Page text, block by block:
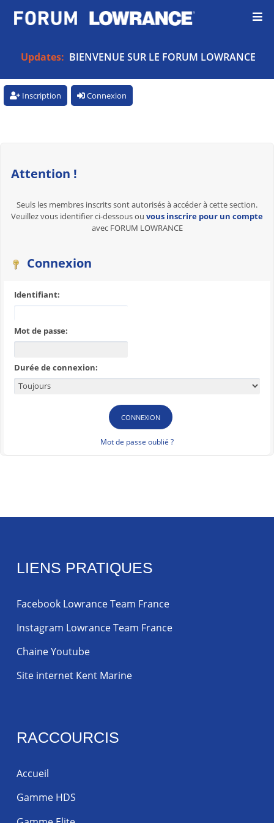
Updates: BIENVENUE SUR LE FORUM LOWRANCE
Inscription Connexion
Attention !
Seuls les membres inscrits sont autorisés à accéder à cette section.
Veuillez vous identifier ci-dessous ou vous inscrire pour un compte
avec FORUM LOWRANCE
Connexion
Identifiant:
Mot de passe:
Durée de connexion:
Mot de passe oublié ?
LIENS PRATIQUES
Facebook Lowrance Team France
Instagram Lowrance Team France
Chaine Youtube
Site internet Kent Marine
RACCOURCIS
Accueil
Gamme HDS